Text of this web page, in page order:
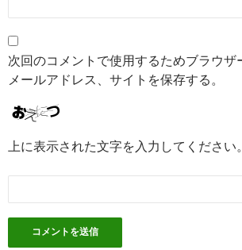
次回のコメントで使用するためブラウザ
メールアドレス、サイトを保存する。
上に表示された文字を入力してください。